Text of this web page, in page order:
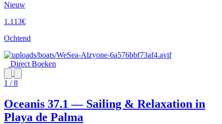
Nieuw
1.113€
Ochtend
Direct Boeken
1 / 8
Oceanis 37.1 — Sailing & Relaxation in
Playa de Palma